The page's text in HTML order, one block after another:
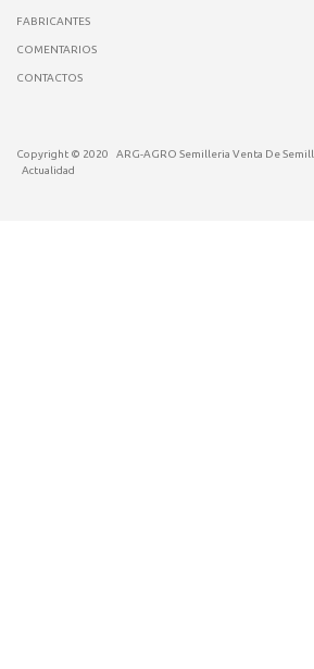
FABRICANTES
COMENTARIOS
CONTACTOS
Copyright © 2020
ARG-AGRO Semilleria Venta De
Actualidad